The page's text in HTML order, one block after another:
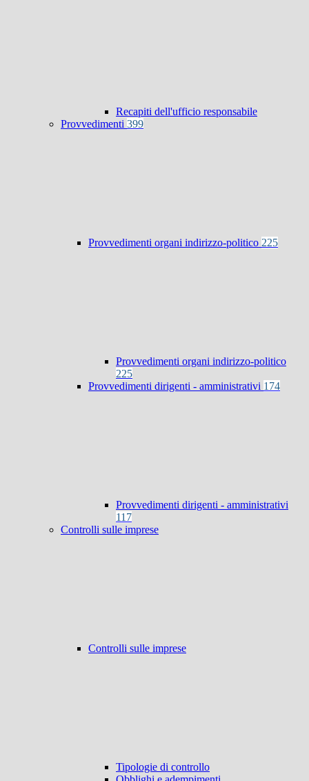
Recapiti dell'ufficio responsabile
Provvedimenti 399
Provvedimenti organi indirizzo-politico 225
Provvedimenti organi indirizzo-politico
225
Provvedimenti dirigenti - amministrativi 174
Provvedimenti dirigenti - amministrativi
117
Controlli sulle imprese
Controlli sulle imprese
Tipologie di controllo